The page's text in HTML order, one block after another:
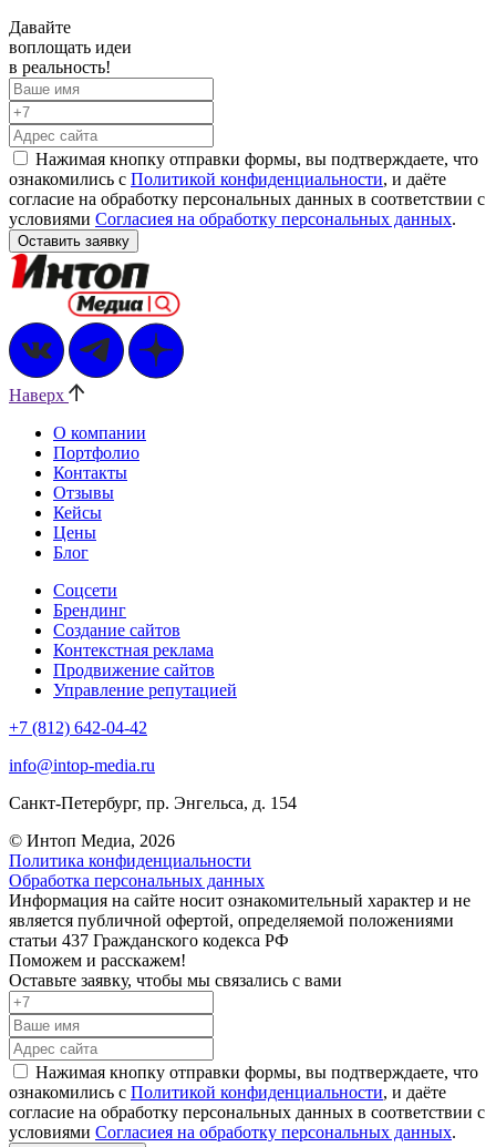
Давайте
воплощать идеи
в реальность!
Нажимая кнопку отправки формы, вы подтверждаете, что
ознакомились с Политикой конфиденциальности, и даёте
согласие на обработку персональных данных в соответствии с
условиями Согласиея на обработку персональных данных.
Наверх
О компании
Портфолио
Контакты
Отзывы
Кейсы
Цены
Блог
Соцсети
Брендинг
Создание сайтов
Контекстная реклама
Продвижение сайтов
Управление репутацией
+7 (812) 642-04-42
info@intop-media.ru
Санкт-Петербург, пр. Энгельса, д. 154
© Интоп Медиа, 2026
Политика конфиденциальности
Обработка персональных данных
Информация на сайте носит ознакомительный характер и не
является публичной офертой, определяемой положениями
статьи 437 Гражданского кодекса РФ
Поможем и расскажем!
Оставьте заявку, чтобы мы связались с вами
Нажимая кнопку отправки формы, вы подтверждаете, что
ознакомились с Политикой конфиденциальности, и даёте
согласие на обработку персональных данных в соответствии с
условиями Согласиея на обработку персональных данных.